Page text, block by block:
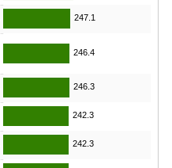
247.1
246.4
246.3
242.3
242.3